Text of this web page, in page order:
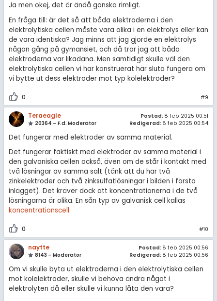
Ja men okej, det är ändå ganska rimligt.
En fråga till: är det så att båda elektroderna i den
elektrolytiska cellen måste vara olika i en elektrolys eller kan
de vara identiska? Jag minns att jag gjorde en elektrolys
någon gång på gymansiet, och då tror jag att båda
elektroderna var likadana. Men samtidigt skulle väl den
elektrolytiska cellen vi har konstruerat här sluta fungera om
vi bytte ut dess elektroder mot typ kolelektroder?
0 #9
Teraeagle
20364 – F.d. Moderator
Postad: 8 feb 2025 00:51
Redigerad: 8 feb 2025 00:54
Det fungerar med elektroder av samma material.
Det fungerar faktiskt med elektroder av samma material i
den galvaniska cellen också, även om de står i kontakt med
två lösningar av samma salt (tänk att du har två
zinkelektroder och två zinksulfatlösningar i bilden i första
inlägget). Det kräver dock att koncentrationerna i de två
lösningarna är olika. En sån typ av galvanisk cell kallas
koncentrationscell.
0 #10
naytte
8143 – Moderator
Postad: 8 feb 2025 00:56
Redigerad: 8 feb 2025 00:56
Om vi skulle byta ut elektroderna i den elektrolytiska cellen
mot kolelektroder, skulle vi behöva ändra något i
elektrolyten då eller skulle vi kunna låta den vara?